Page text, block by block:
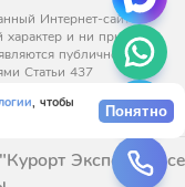
, чтобы
Понятно
Интернет-сайт
и ни при
публичной
Статьи 437
нашим менеджерам.
Эксперт". Все